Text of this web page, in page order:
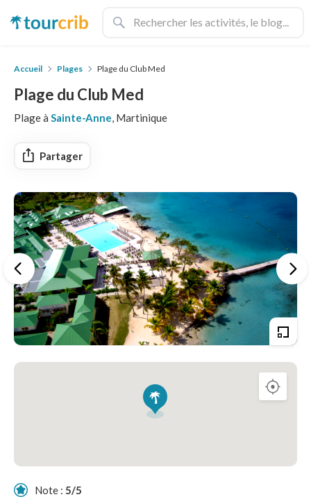
Accueil Plages Plage du Club Med
Plage du Club Med
Plage à Sainte-Anne, Martinique
Partager
Note : 5/5